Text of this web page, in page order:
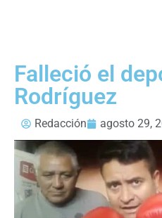
Falleció el
Rodríguez
Redacción agosto 29,